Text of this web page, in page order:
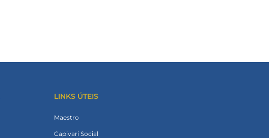
LINKS ÚTEIS
Maestro
Capivari Social